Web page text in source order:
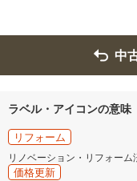
中
ラベル・アイコンの意味
リフォーム
リノベーション・リフォーム
価格更新